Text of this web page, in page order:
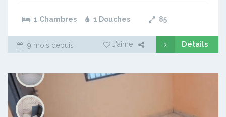
1 Chambres 1 Douches 85
9 mois depuis J'aime Détails